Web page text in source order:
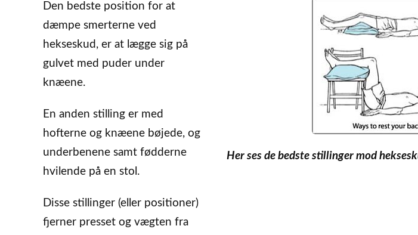
Den bedste position for at
dæmpe smerterne ved
hekseskud, er at lægge sig på
gulvet med puder under
knæene.
En anden stilling er med
hofterne og knæene bøjede, og
underbenene samt fødderne
hvilende på en stol.
Disse stillinger (eller positioner)
fjerner presset og vægten fra
Her ses de bedste stillinger mod